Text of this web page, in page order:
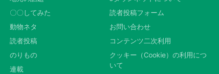
〇〇してみた
動物ネタ
読者投稿
のりもの
連載
読者投稿フォーム
お問い合わせ
コンテンツ二次利用
クッキー（Cookie）の利用につ
いて